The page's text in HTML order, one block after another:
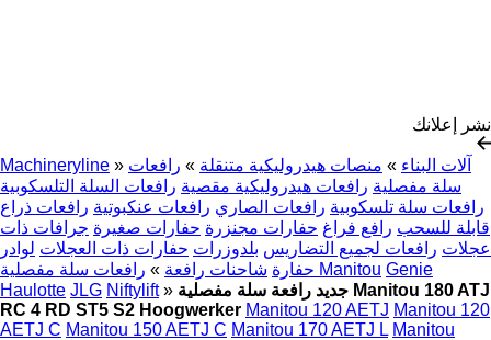
نشر إعلانك
Machineryline » آلات البناء » منصات هيدروليكية متنقلة » رافعات
سلة مفصلية رافعات هيدروليكية مقصية رافعات السلة التلسكوبية
رافعات سلة تلسكوبية رافعات الصاري رافعات عنكبوتية رافعات ذراع
قابلة للسحب رافع فراغ حفارات مجنزرة حفارات صغيرة جرافات ذات
عجلات رافعات لجميع التضاريس بلدوزرات حفارات ذات العجلات لوادر
حفارة شاحنات رافعة » رافعات سلة مفصلية Manitou Genie
Haulotte JLG Niftylift » جديد رافعة سلة مفصلية Manitou 180 ATJ
RC 4 RD ST5 S2 Hoogwerker Manitou 120 AETJ Manitou 120
AETJ C Manitou 150 AETJ C Manitou 170 AETJ L Manitou